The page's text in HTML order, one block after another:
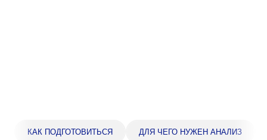
Адрес
КАК ПОДГОТОВИТЬСЯ ДЛЯ ЧЕГО НУЖЕН АНАЛИЗ